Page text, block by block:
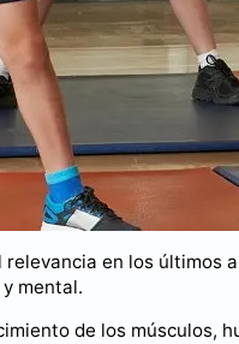
en los últimos
mental.
de los músculos,